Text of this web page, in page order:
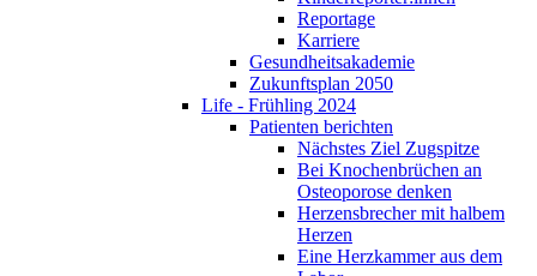
Reportage
Karriere
Gesundheitsakademie
Zukunftsplan 2050
Life - Frühling 2024
Patienten berichten
Nächstes Ziel Zugspitze
Bei Knochenbrüchen an
Osteoporose denken
Herzensbrecher mit halbem
Herzen
Eine Herzkammer aus dem